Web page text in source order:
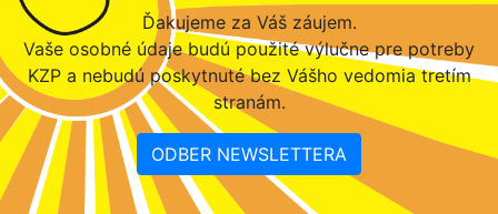
Ďakujeme za Váš záujem.
Vaše osobné údaje budú použité výlučne pre potreby
KZP a nebudú poskytnuté bez Vášho vedomia tretím
stranám.
ODBER NEWSLETTERA